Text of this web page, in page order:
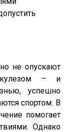
не опускают
– и
успешно
спортом. В
помогает
Однако